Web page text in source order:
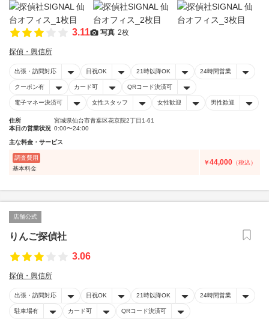
3.11 写真 2枚
探偵・興信所
出張・訪問対応 日祝OK 21時以降OK 24時間営業
クーポン有 カード可 QRコード決済可
電子マネー決済可 女性スタッフ 女性歓迎 男性歓迎
住所
宮城県仙台市青葉区花京院2丁目1-61
本日の営業状況 0:00〜24:00
主な料金・サービス
調査費用
基本料金
￥44,000 （税込）
店舗公式
りんご探偵社
3.06
探偵・興信所
出張・訪問対応 日祝OK 21時以降OK 24時間営業
駐車場有 カード可 QRコード決済可